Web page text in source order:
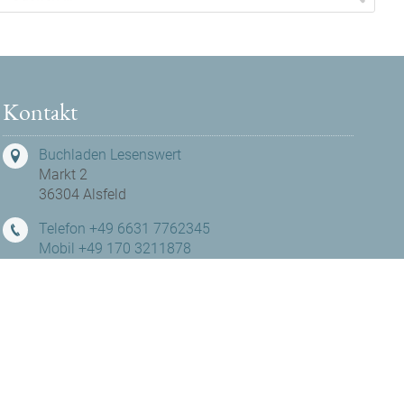
Kontakt
Buchladen Lesenswert
Markt 2
36304 Alsfeld
Telefon +49 6631 7762345
Mobil +49 170 3211878